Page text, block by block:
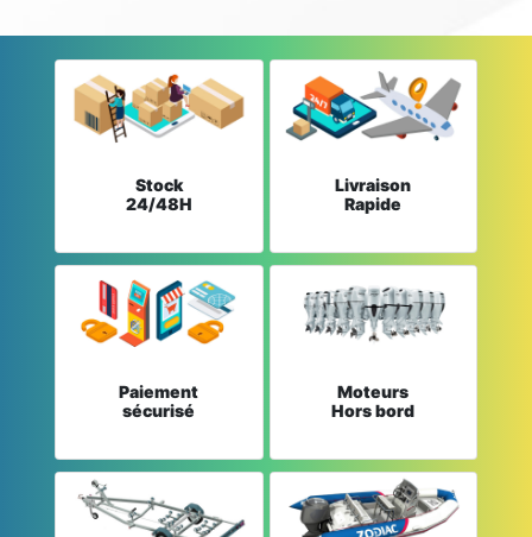
Stock
24/48H
Livraison
Rapide
Paiement
sécurisé
Moteurs
Hors bord